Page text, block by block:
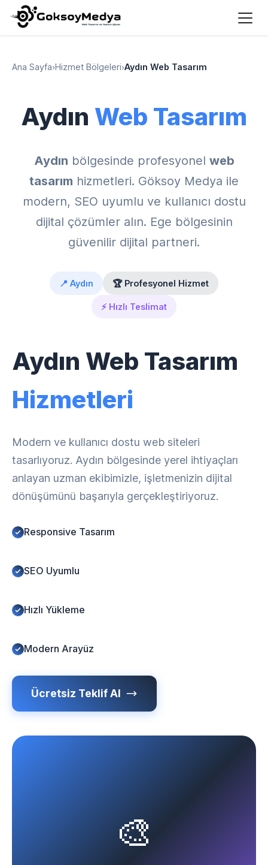
Ana Sayfa›Hizmet Bölgeleri›Aydın Web Tasarım
Aydın Web Tasarım
Aydın bölgesinde profesyonel web
tasarım hizmetleri. Göksoy Medya ile
modern, SEO uyumlu ve kullanıcı dostu
dijital çözümler alın. Ege bölgesinin
güvenilir dijital partneri.
📍 Aydın 🏆 Profesyonel Hizmet
⚡ Hızlı Teslimat
Aydın Web Tasarım
Hizmetleri
Modern ve kullanıcı dostu web siteleri
tasarlıyoruz. Aydın bölgesinde yerel ihtiyaçları
anlayan uzman ekibimizle, işletmenizin dijital
dönüşümünü başarıyla gerçekleştiriyoruz.
Responsive Tasarım
SEO Uyumlu
Hızlı Yükleme
Modern Arayüz
Ücretsiz Teklif Al
🎨